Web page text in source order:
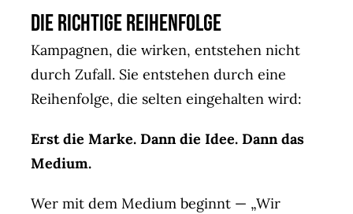
Die richtige Reihenfolge
Kampagnen, die wirken, entstehen nicht
durch Zufall. Sie entstehen durch eine
Reihenfolge, die selten eingehalten wird:
Erst die Marke. Dann die Idee. Dann das
Medium.
Wer mit dem Medium beginnt — „Wir